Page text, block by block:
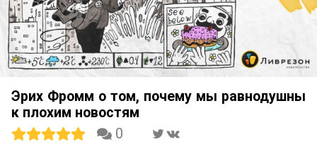
Эрих Фромм о том, почему мы равнодушны
к плохим новостям
0